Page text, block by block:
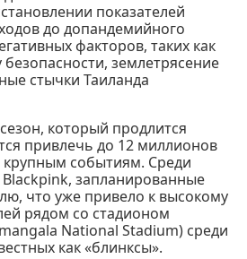
показателей
до допандемийного
факторов, таких как
землетрясение
стычки Таиланда
который продлится
привлечь до 12 миллионов
крупным событиям. Среди
запланированные
что уже привело к высокому
рядом со стадионом
National Stadium) среди
как «блинксы».